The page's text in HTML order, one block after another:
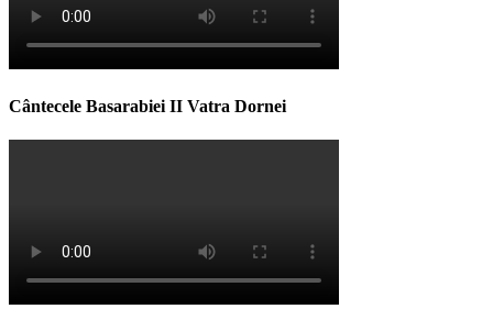
Cântecele Basarabiei II Vatra Dornei